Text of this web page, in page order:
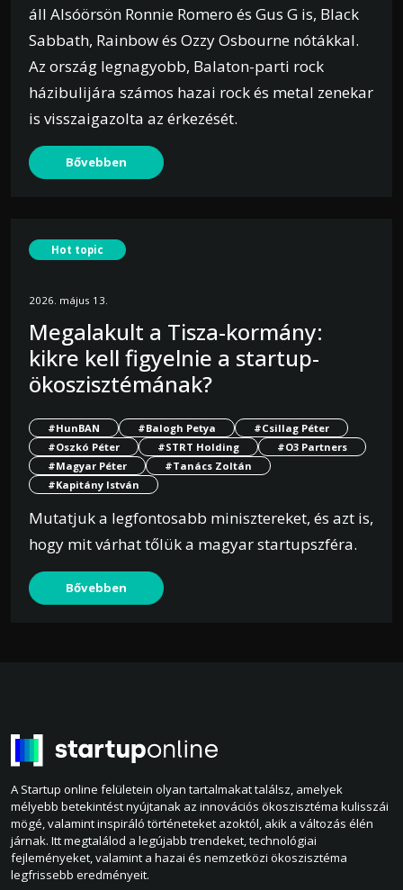
áll Alsóörsön Ronnie Romero és Gus G is, Black
Sabbath, Rainbow és Ozzy Osbourne nótákkal.
Az ország legnagyobb, Balaton-parti rock
házibulijára számos hazai rock és metal zenekar
is visszaigazolta az érkezését.
Bővebben
Hot topic
2026. május 13.
Megalakult a Tisza-kormány:
kikre kell figyelnie a startup-
ökoszisztémának?
#HunBAN #Balogh Petya
#Csillag Péter
#Oszkó Péter
#STRT Holding
#O3 Partners
#Magyar Péter
#Tanács Zoltán
#Kapitány István
Mutatjuk a legfontosabb minisztereket, és azt is,
hogy mit várhat tőlük a magyar startupszféra.
Bővebben
A Startup online felületein olyan tartalmakat találsz, amelyek
mélyebb betekintést nyújtanak az innovációs ökoszisztéma kulisszái
mögé, valamint inspiráló történeteket azoktól, akik a változás élén
járnak. Itt megtalálod a legújabb trendeket, technológiai
fejleményeket, valamint a hazai és nemzetközi ökoszisztéma
legfrissebb eredményeit.